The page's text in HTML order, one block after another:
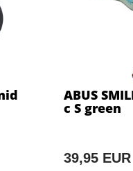
ABUS
c S green
39,95 EUR